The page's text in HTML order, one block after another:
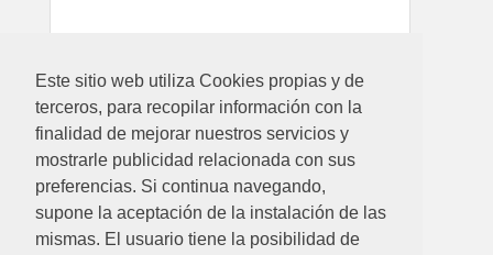
Este sitio web utiliza Cookies propias y de
terceros, para recopilar información con la
finalidad de mejorar nuestros servicios y
mostrarle publicidad relacionada con sus
preferencias. Si continua navegando,
supone la aceptación de la instalación de las
mismas. El usuario tiene la posibilidad de
6.83€